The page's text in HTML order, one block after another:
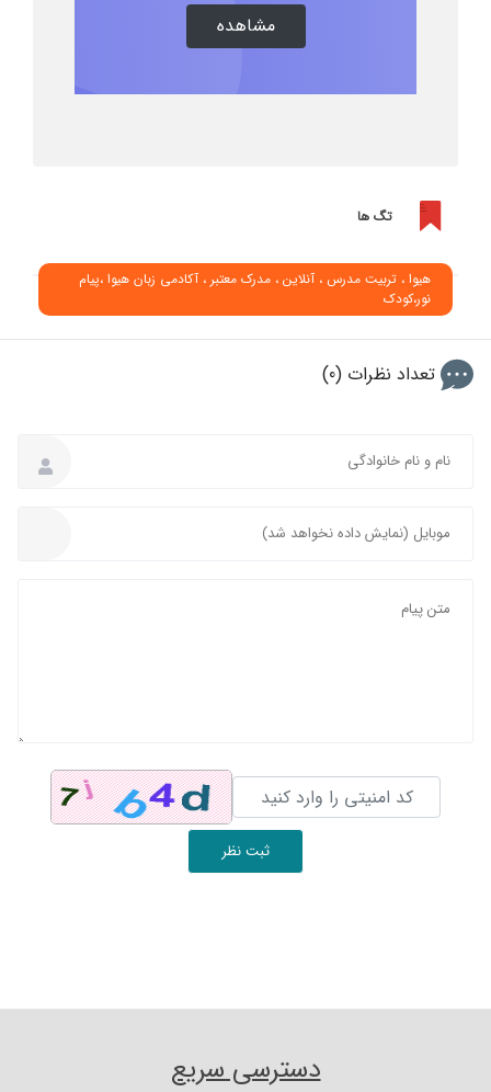
مشاهده
تگ ها
هیوا ، تربیت مدرس ، آنلاین ، مدرک معتبر ، آکادمی زبان هیوا ،پیام
نور،کودک
تعداد نظرات (0)
ثبت نظر
دسترسی سریع